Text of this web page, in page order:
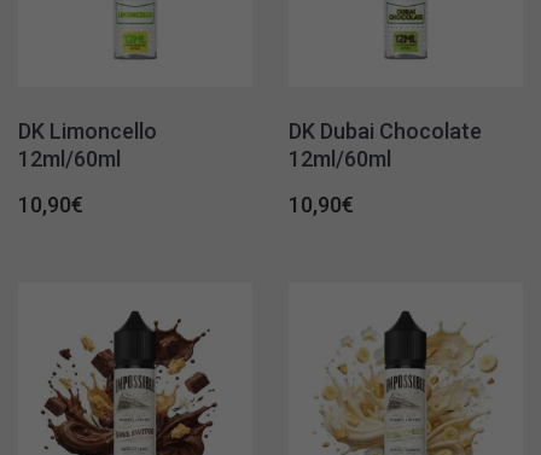
DK Limoncello
12ml/60ml
10,90€
DK Dubai Chocolate
12ml/60ml
10,90€